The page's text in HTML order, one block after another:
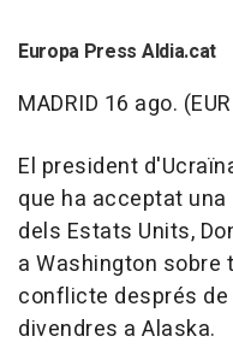
Europa Press Aldia.cat
MADRID 16 ago.
El president
que ha acceptat
dels Estats Units,
a Washington
conflicte després
divendres a Alaska.